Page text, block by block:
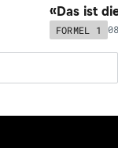
«Das ist
FORMEL 1